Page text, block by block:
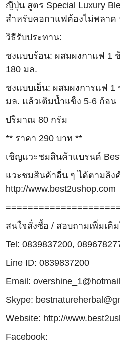
ญี่ปุ่น สูตร Special Luxury
สำหรับคอกาแฟต้องไม่พลาด
วิธีรับประทาน:
ชงแบบร้อน: ผสมผงกาแฟ 1
180 มล.
ชงแบบเย็น: ผสมผงการแฟ 1
มล. แล้วเติมน้ำแข็ง 5-6 ก้อน
ปริมาณ 80 กรัม
** ราคา 290 บาท **
เชิญแวะชมสินค้าแบรนด์
แวะชมสินค้าอื่น ๆ ได้ตามลิง
http://www.best2ushop.com
สนใจสั่งซื้อ / สอบถามเพิ่มเติ
Tel: 0839837200,
Line ID: 0839837200
Email:
Skype:
Website: http://
Facebook: